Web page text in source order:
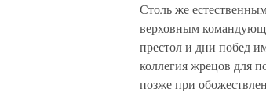
Столь же
верховным
престол и дни побед
коллегия жрецов для
позже при